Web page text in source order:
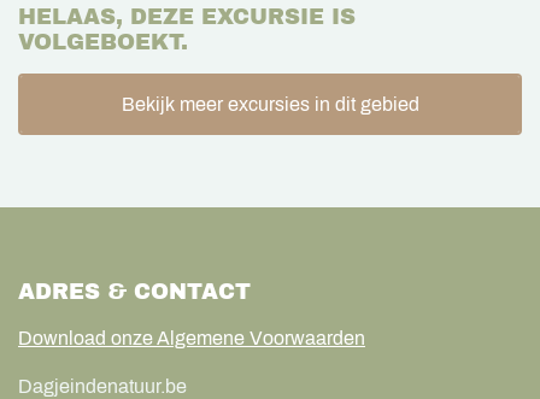
HELAAS, DEZE EXCURSIE IS
VOLGEBOEKT.
Bekijk meer excursies in dit gebied
ADRES & CONTACT
Download onze Algemene Voorwaarden
Dagjeindenatuur.be